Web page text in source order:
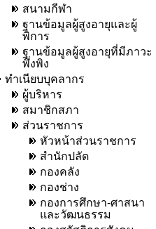
สนามกีฬา
ฐานข้อมูลผู้สูงอายุและผู้
พิการ
ฐานข้อมูลผู้สูงอายุที่มีภาวะ
พึ่งพิง
ทำเนียบบุคลากร
ผู้บริหาร
สมาชิกสภา
ส่วนราชการ
หัวหน้าส่วนราชการ
สำนักปลัด
กองคลัง
กองช่าง
กองการศึกษา-ศาสนา
และวัฒนธรรม